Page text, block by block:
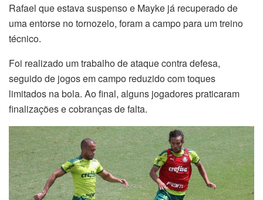
Rafael que estava suspenso e Mayke já recuperado de
uma entorse no tornozelo, foram a campo para um treino
técnico.
Foi realizado um trabalho de ataque contra defesa,
seguido de jogos em campo reduzido com toques
limitados na bola. Ao final, alguns jogadores praticaram
finalizações e cobranças de falta.